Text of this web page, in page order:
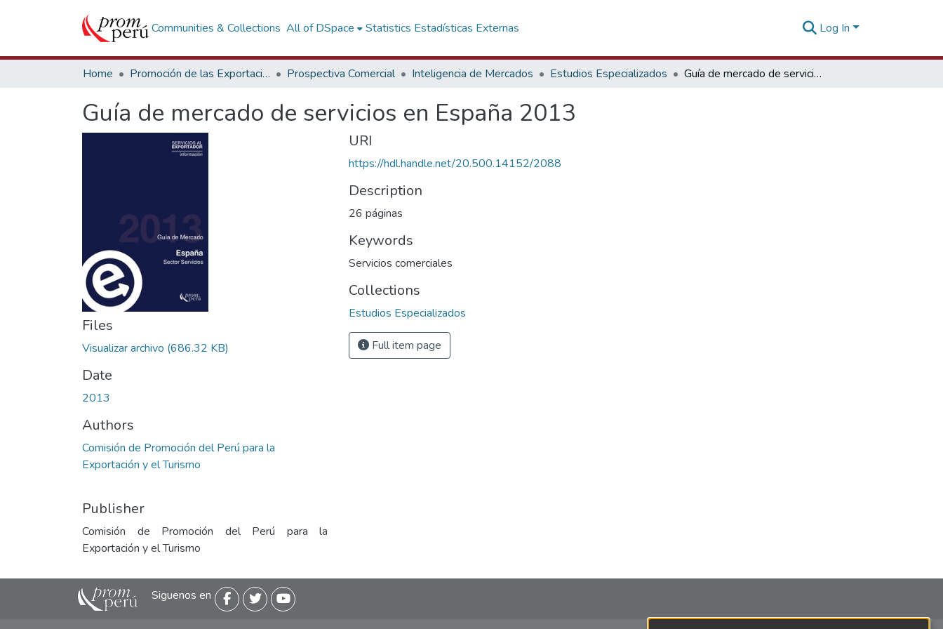
Communities & Collections All of DSpace Statistics Estadísticas Externas Log In
Home Promoción de las Exportaciones Prospectiva Comercial Inteligencia de Mercados Estudios Especializados Guía de mercado de servicios en España 2013
Guía de mercado de servicios en España 2013
Files
Visualizar archivo (686.32 KB)
Date
2013
Authors
Comisión de Promoción del Perú para la
Exportación y el Turismo
Publisher
Comisión de Promoción del Perú para la
Exportación y el Turismo
URI
https://hdl.handle.net/20.500.14152/2088
Description
26 páginas
Keywords
Servicios comerciales
Collections
Estudios Especializados
Full item page
Siguenos en